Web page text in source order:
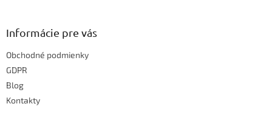
Informácie pre vás
Obchodné podmienky
GDPR
Blog
Kontakty